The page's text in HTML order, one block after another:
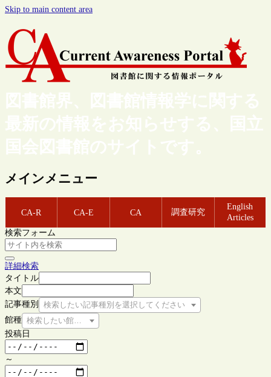
Skip to main content area
図書館界、図書館情報学に関する
最新の情報をお知らせする、国立
国会図書館のサイトです。
メインメニュー
CA-R CA-E CA 調査研究
English
Articles
検索フォーム
詳細検索
タイトル
本文
記事種別
検索したい記事種別を選択してください
館種 検索したい館種を選択してください
投稿日
～